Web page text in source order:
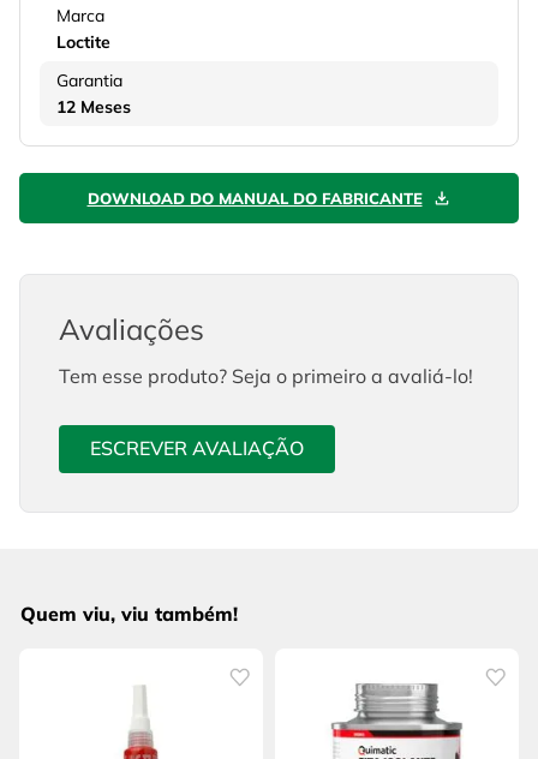
Marca
Loctite
Garantia
12 Meses
DOWNLOAD DO MANUAL DO FABRICANTE
Avaliações
Tem esse produto? Seja o primeiro a avaliá-lo!
ESCREVER AVALIAÇÃO
Quem viu, viu também!